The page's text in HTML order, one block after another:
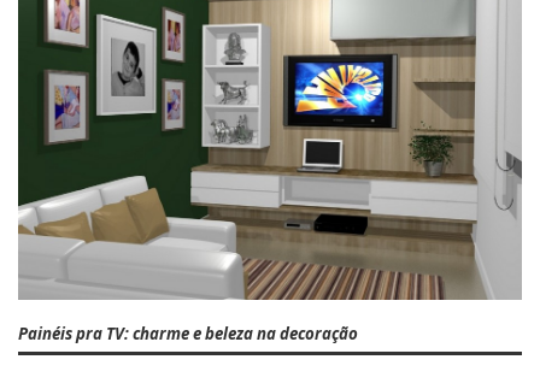
Painéis pra TV: charme e beleza na decoração